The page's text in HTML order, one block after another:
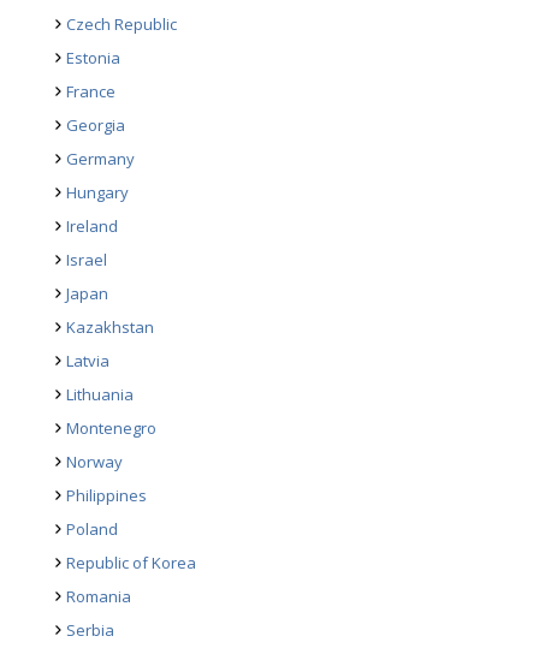
Czech Republic
Estonia
France
Georgia
Germany
Hungary
Ireland
Israel
Japan
Kazakhstan
Latvia
Lithuania
Montenegro
Norway
Philippines
Poland
Republic of Korea
Romania
Serbia